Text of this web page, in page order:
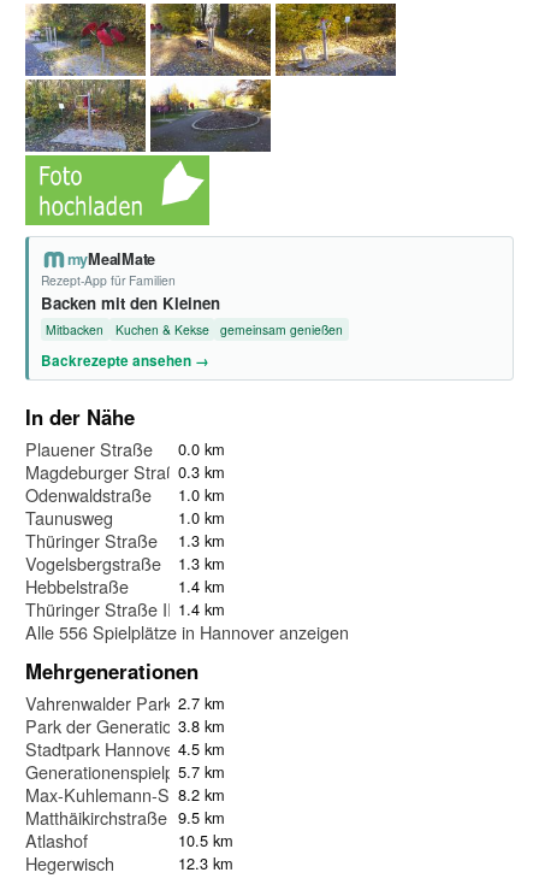
myMealMate
Rezept-App für Familien
Backen mit den Kleinen
Mitbacken Kuchen & Kekse gemeinsam genießen
Backrezepte ansehen →
In der Nähe
Plauener Straße 0.0 km
Magdeburger Straße0.3 km
Odenwaldstraße 1.0 km
Taunusweg 1.0 km
Thüringer Straße 1.3 km
Vogelsbergstraße 1.3 km
Hebbelstraße 1.4 km
Thüringer Straße II 1.4 km
Alle 556 Spielplätze in Hannover anzeigen
Mehrgenerationen
Vahrenwalder Park Fitnessparcour
2.7 km
Park der Generationen3.8 km
Stadtpark Hannover4.5 km
Generationenspielplatz5.7 km
Max-Kuhlemann-Straße
8.2 km
Matthäikirchstraße 9.5 km
Atlashof 10.5 km
Hegerwisch 12.3 km